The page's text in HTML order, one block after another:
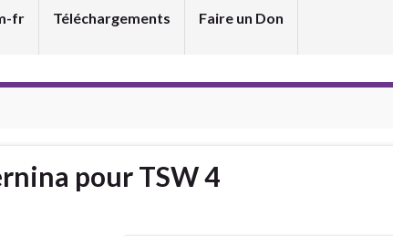
fr Téléchargements Faire un Don
pour TSW 4